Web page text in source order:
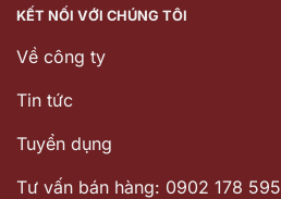
KẾT NỐI VỚI CHÚNG TÔI
Về công ty
Tin tức
Tuyển dụng
Tư vấn bán hàng: 0902 178 595